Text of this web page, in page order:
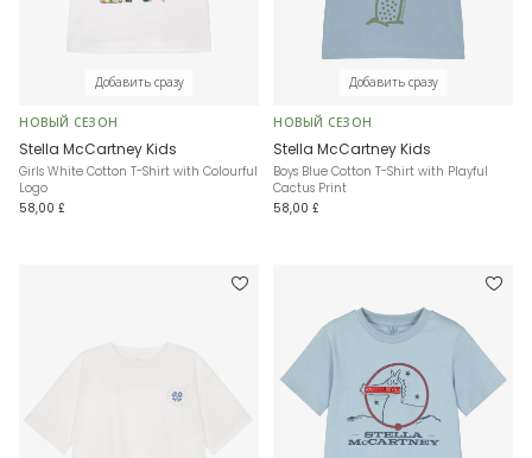
Добавить сразу
НОВЫЙ СЕЗОН
Stella McCartney Kids
Girls White Cotton T-Shirt with Colourful
Logo
58,00 £
Добавить сразу
НОВЫЙ СЕЗОН
Stella McCartney Kids
Boys Blue Cotton T-Shirt with Playful
Cactus Print
58,00 £